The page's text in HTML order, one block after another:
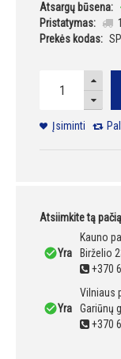
Atsargų būsena:
Pristatymas:
Prekės kodas:
Įsiminti
Atsiimkite tą
Yra
Kauno
Birželio
+370
Yra
Vilniaus
Gariūnų
+370